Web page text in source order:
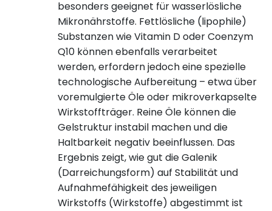
besonders geeignet für wasserlösliche
Mikronährstoffe. Fettlösliche (lipophile)
Substanzen wie Vitamin D oder Coenzym
Q10 können ebenfalls verarbeitet
werden, erfordern jedoch eine spezielle
technologische Aufbereitung – etwa über
voremulgierte Öle oder mikroverkapselte
Wirkstoffträger. Reine Öle können die
Gelstruktur instabil machen und die
Haltbarkeit negativ beeinflussen. Das
Ergebnis zeigt, wie gut die Galenik
(Darreichungsform) auf Stabilität und
Aufnahmefähigkeit des jeweiligen
Wirkstoffs (Wirkstoffe) abgestimmt ist